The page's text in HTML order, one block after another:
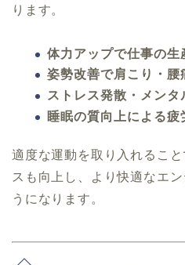
ります。
体力アップで仕事の生
姿勢改善で肩こり・腰
ストレス発散・メンタ
睡眠の質向上による疲
適度な運動を取り入れるこ
スも向上し、より快適なエ
うになります。